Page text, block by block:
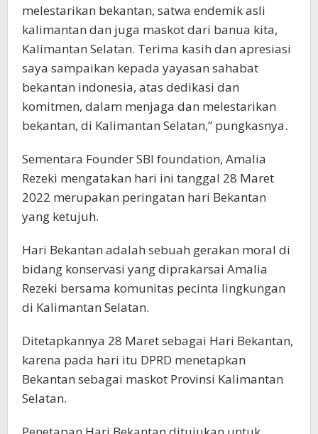
melestarikan bekantan, satwa endemik asli
kalimantan dan juga maskot dari banua kita,
Kalimantan Selatan. Terima kasih dan apresiasi
saya sampaikan kepada yayasan sahabat
bekantan indonesia, atas dedikasi dan
komitmen, dalam menjaga dan melestarikan
bekantan, di Kalimantan Selatan,” pungkasnya.
Sementara Founder SBI foundation, Amalia
Rezeki mengatakan hari ini tanggal 28 Maret
2022 merupakan peringatan hari Bekantan
yang ketujuh.
Hari Bekantan adalah sebuah gerakan moral di
bidang konservasi yang diprakarsai Amalia
Rezeki bersama komunitas pecinta lingkungan
di Kalimantan Selatan.
Ditetapkannya 28 Maret sebagai Hari Bekantan,
karena pada hari itu DPRD menetapkan
Bekantan sebagai maskot Provinsi Kalimantan
Selatan.